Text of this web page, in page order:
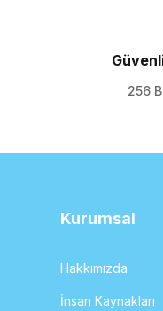
256
Kurumsal
Hakkımızda
İnsan Kaynakları